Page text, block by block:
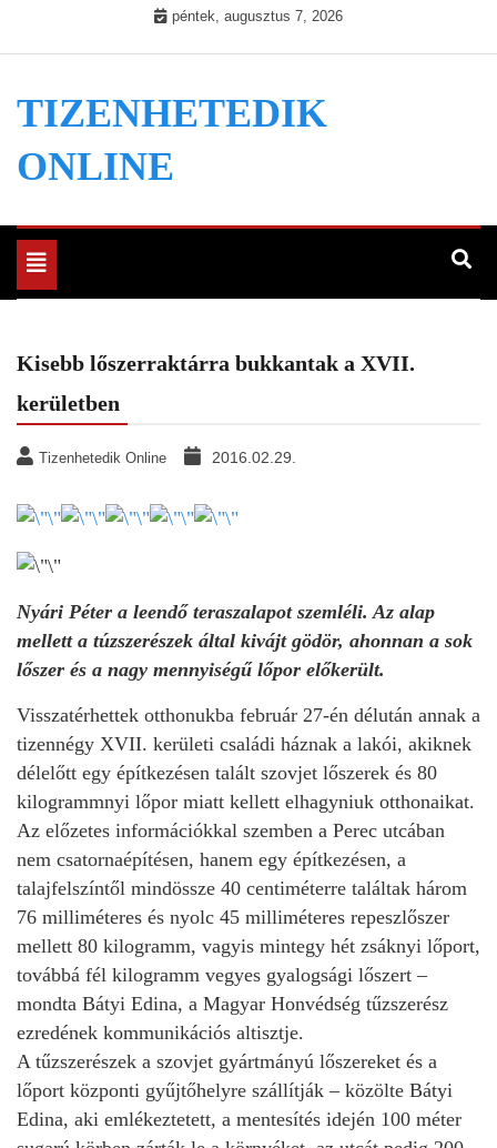
péntek, augusztus 7, 2026
TIZENHETEDIK
ONLINE
Toggle
navigation
Kisebb lőszerraktárra bukkantak a XVII.
kerületben
Tizenhetedik Online 2016.02.29.
Nyári Péter a leendő teraszalapot szemléli. Az alap
mellett a túzszerészek által kivájt gödör, ahonnan a sok
lőszer és a nagy mennyiségű lőpor előkerült.
Visszatérhettek otthonukba február 27-én délután annak a
tizennégy XVII. kerületi családi háznak a lakói, akiknek
délelőtt egy építkezésen talált szovjet lőszerek és 80
kilogrammnyi lőpor miatt kellett elhagyniuk otthonaikat.
Az előzetes információkkal szemben a Perec utcában
nem csatornaépítésen, hanem egy építkezésen, a
talajfelszíntől mindössze 40 centiméterre találtak három
76 milliméteres és nyolc 45 milliméteres repeszlőszer
mellett 80 kilogramm, vagyis mintegy hét zsáknyi lőport,
továbbá fél kilogramm vegyes gyalogsági lőszert –
mondta Bátyi Edina, a Magyar Honvédség tűzszerész
ezredének kommunikációs altisztje.
A tűzszerészek a szovjet gyártmányú lőszereket és a
lőport központi gyűjtőhelyre szállítják – közölte Bátyi
Edina, aki emlékeztetett, a mentesítés idején 100 méter